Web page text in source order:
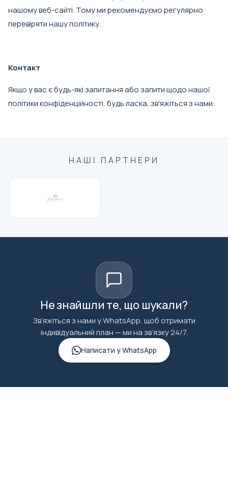
нашому веб-сайті. Тому ми рекомендуємо регулярно
перевіряти нашу політику.
Контакт
Якщо у вас є будь-які запитання або запити щодо нашої
політики конфіденційності, будь ласка, зв'яжіться з нами:
НАШІ ПАРТНЕРИ
Не знайшли те, що шукали?
Зв’яжіться з нами у WhatsApp, щоб отримати
індивідуальний план — ми на зв’язку 24/7.
Написати у WhatsApp